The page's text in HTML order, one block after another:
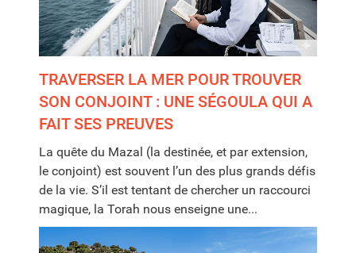
TRAVERSER LA MER POUR TROUVER
SON CONJOINT : UNE SÉGOULA QUI A
FAIT SES PREUVES
La quête du Mazal (la destinée, et par extension,
le conjoint) est souvent l’un des plus grands défis
de la vie. S’il est tentant de chercher un raccourci
magique, la Torah nous enseigne une...